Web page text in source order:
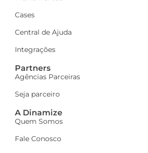
Cases
Central de Ajuda
Integrações
Partners
Agências Parceiras
Seja parceiro
A Dinamize
Quem Somos
Fale Conosco